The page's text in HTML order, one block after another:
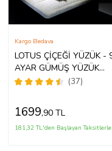
LOTUS ÇİÇEĞİ YÜZÜK - 925
AYAR GÜMÜŞ YÜZÜK
(Beyaz)
(37)
Kargo Bedava
1699,90 TL
181,32 TL'den Başlayan Taksitlerle